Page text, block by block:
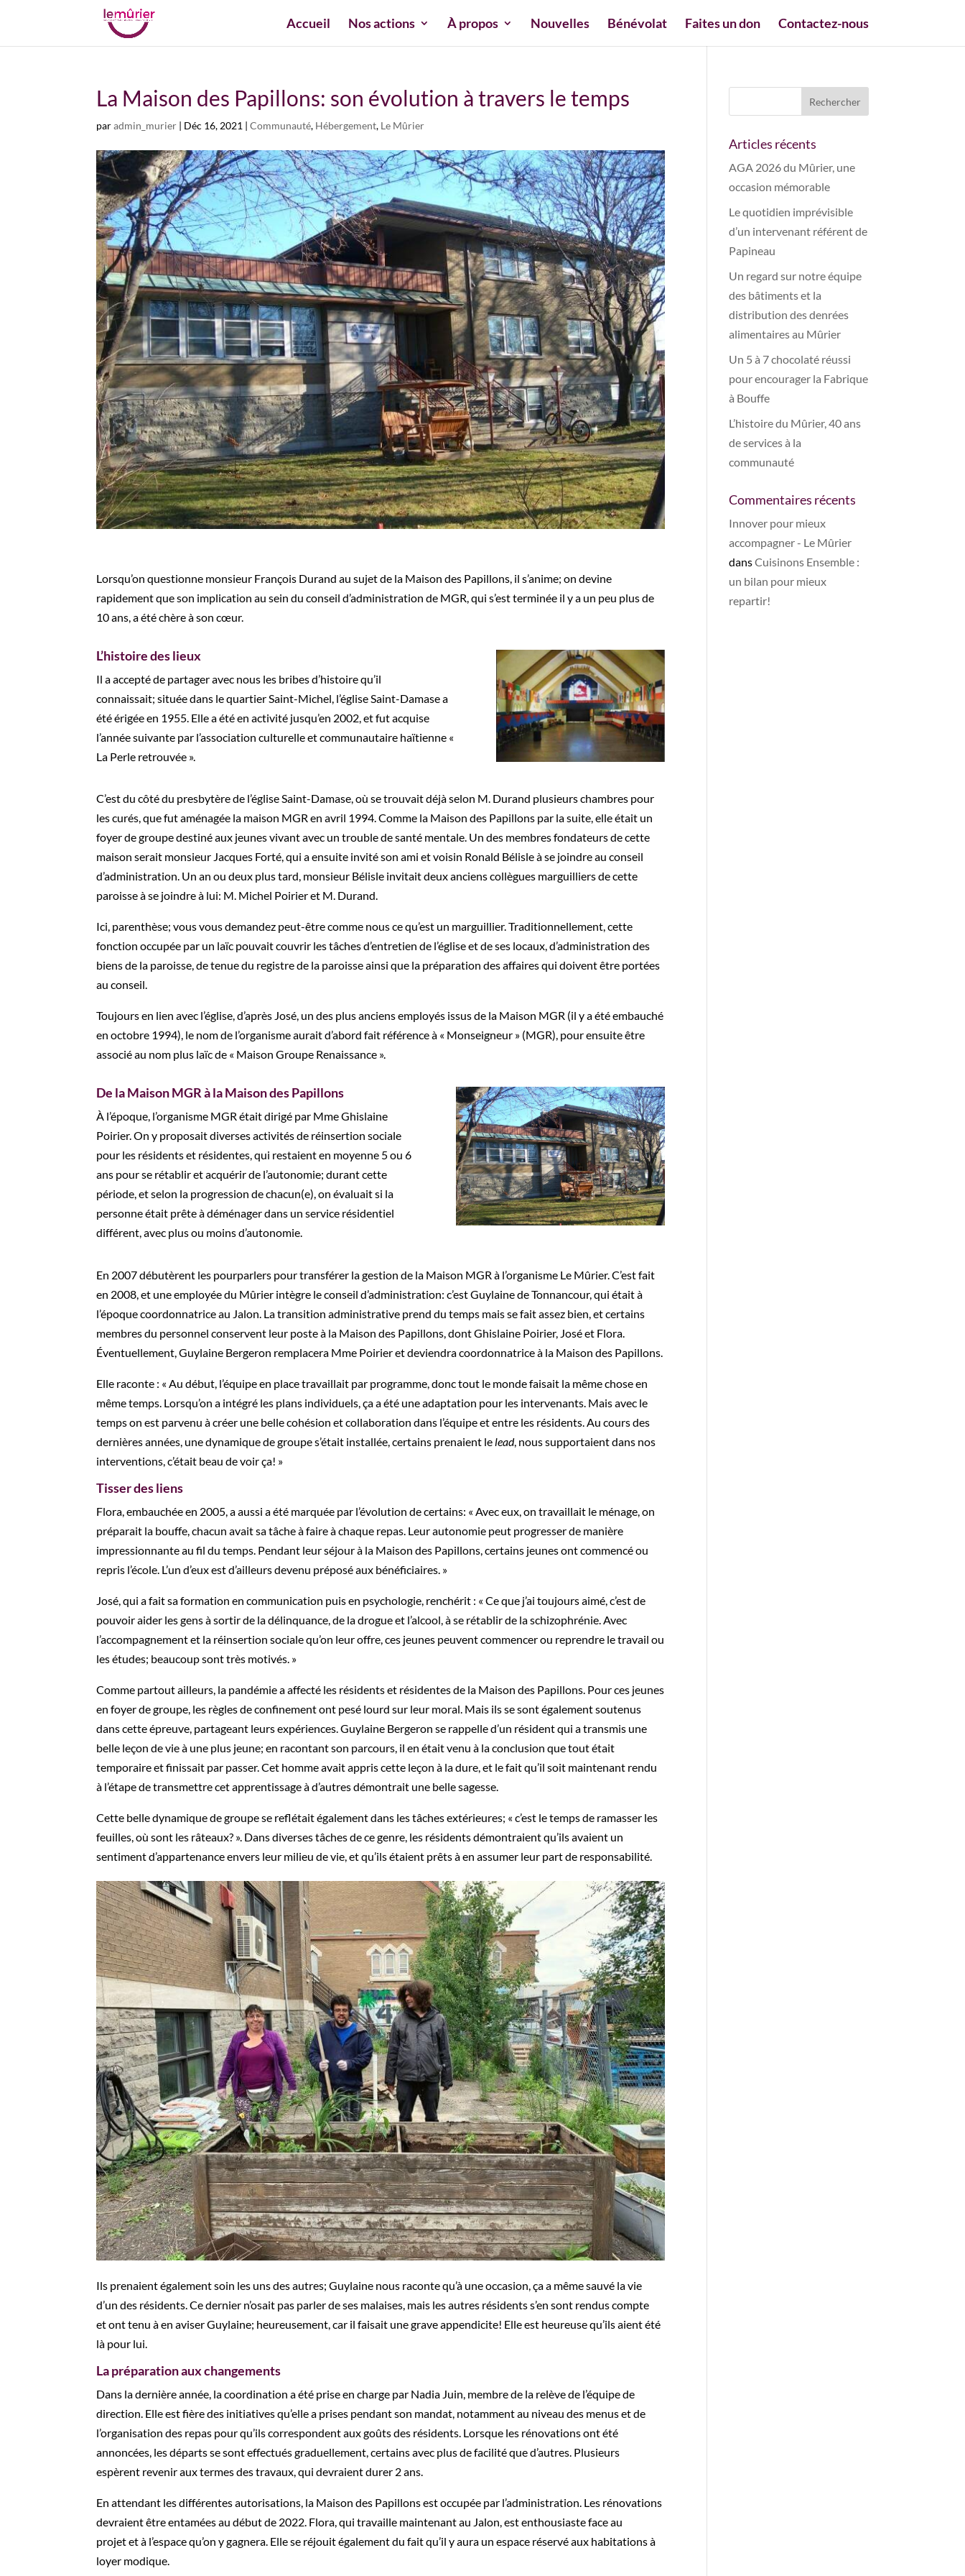
Accueil Nos actions À propos Nouvelles Bénévolat Faites un don Contactez-nous
La Maison des Papillons: son évolution à travers le temps
paradmin_murier | Déc 16, 2021 |Communauté, Hébergement, Le Mûrier
Lorsqu’on questionne monsieur François Durand au sujet de la Maison des Papillons, il s’anime; on devine
rapidement que son implication au sein du conseil d’administration de MGR, qui s’est terminée il y a un peu plus de
10 ans, a été chère à son cœur.
L’histoire des lieux
Il a accepté de partager avec nous les bribes d’histoire qu’il
connaissait; située dans le quartier Saint-Michel, l’église Saint-Damase a
été érigée en 1955. Elle a été en activité jusqu’en 2002, et fut acquise
l’année suivante par l’association culturelle et communautaire haïtienne «
La Perle retrouvée ».
C’est du côté du presbytère de l’église Saint-Damase, où se trouvait déjà selon M. Durand plusieurs chambres pour
les curés, que fut aménagée la maison MGR en avril 1994. Comme la Maison des Papillons par la suite, elle était un
foyer de groupe destiné aux jeunes vivant avec un trouble de santé mentale. Un des membres fondateurs de cette
maison serait monsieur Jacques Forté, qui a ensuite invité son ami et voisin Ronald Bélisle à se joindre au conseil
d’administration. Un an ou deux plus tard, monsieur Bélisle invitait deux anciens collègues marguilliers de cette
paroisse à se joindre à lui: M. Michel Poirier et M. Durand.
Ici, parenthèse; vous vous demandez peut-être comme nous ce qu’est un marguillier. Traditionnellement, cette
fonction occupée par un laïc pouvait couvrir les tâches d’entretien de l’église et de ses locaux, d’administration des
biens de la paroisse, de tenue du registre de la paroisse ainsi que la préparation des affaires qui doivent être portées
au conseil.
Toujours en lien avec l’église, d’après José, un des plus anciens employés issus de la Maison MGR (il y a été embauché
en octobre 1994), le nom de l’organisme aurait d’abord fait référence à « Monseigneur » (MGR), pour ensuite être
associé au nom plus laïc de « Maison Groupe Renaissance ».
De la Maison MGR à la Maison des Papillons
À l’époque, l’organisme MGR était dirigé par MmeGhislaine
Poirier. On y proposait diverses activités de réinsertion sociale
pour les résidents et résidentes, qui restaient en moyenne 5 ou 6
ans pour se rétablir et acquérir de l’autonomie; durant cette
période, et selon la progression de chacun(e), on évaluait si la
personne était prête à déménager dans un service résidentiel
différent, avec plus ou moins d’autonomie.
En 2007 débutèrent les pourparlers pour transférer la gestion de la Maison MGR à l’organisme Le Mûrier. C’est fait
en 2008, et une employée du Mûrier intègre le conseil d’administration: c’est Guylaine de Tonnancour, qui était à
l’époque coordonnatrice au Jalon. La transition administrative prend du temps mais se fait assez bien, et certains
membres du personnel conservent leur poste à la Maison des Papillons, dont Ghislaine Poirier, José et Flora.
Éventuellement, Guylaine Bergeron remplacera Mme Poirier et deviendra coordonnatrice à la Maison des Papillons.
Elle raconte : « Au début, l’équipe en place travaillait par programme, donc tout le monde faisait la même chose en
même temps. Lorsqu’on a intégré les plans individuels, ça a été une adaptation pour les intervenants. Mais avec le
temps on est parvenu à créer une belle cohésion et collaboration dans l’équipe et entre les résidents. Au cours des
dernières années, une dynamique de groupe s’était installée, certains prenaient le lead, nous supportaient dans nos
interventions, c’était beau de voir ça! »
Tisser des liens
Flora, embauchée en 2005, a aussi a été marquée par l’évolution de certains: « Avec eux, on travaillait le ménage, on
préparait la bouffe, chacun avait sa tâche à faire à chaque repas. Leur autonomie peut progresser de manière
impressionnante au fil du temps. Pendant leur séjour à la Maison des Papillons, certains jeunes ont commencé ou
repris l’école. L’un d’eux est d’ailleurs devenu préposé aux bénéficiaires. »
José, qui a fait sa formation en communication puis en psychologie, renchérit : « Ce que j’ai toujours aimé, c’est de
pouvoir aider les gens à sortir de la délinquance, de la drogue et l’alcool, à se rétablir de la schizophrénie. Avec
l’accompagnement et la réinsertion sociale qu’on leur offre, ces jeunes peuvent commencer ou reprendre le travail ou
les études; beaucoup sont très motivés. »
Comme partout ailleurs, la pandémie a affecté les résidents et résidentes de la Maison des Papillons. Pour ces jeunes
en foyer de groupe, les règles de confinement ont pesé lourd sur leur moral. Mais ils se sont également soutenus
dans cette épreuve, partageant leurs expériences. Guylaine Bergeron se rappelle d’un résident qui a transmis une
belle leçon de vie à une plus jeune; en racontant son parcours, il en était venu à la conclusion que tout était
temporaire et finissait par passer. Cet homme avait appris cette leçon à la dure, et le fait qu’il soit maintenant rendu
à l’étape de transmettre cet apprentissage à d’autres démontrait une belle sagesse.
Cette belle dynamique de groupe se reflétait également dans les tâches extérieures; « c’est le temps de ramasser les
feuilles, où sont les râteaux? ». Dans diverses tâches de ce genre, les résidents démontraient qu’ils avaient un
sentiment d’appartenance envers leur milieu de vie, et qu’ils étaient prêts à en assumer leur part de responsabilité.
Ils prenaient également soin les uns des autres; Guylaine nous racontequ’à une occasion, ça a même sauvé la vie
d’un des résidents. Ce dernier n’osait pas parler de ses malaises, mais les autres résidents s’en sont rendus compte
etont tenu à enaviserGuylaine; heureusement, car il faisait une grave appendicite! Elle est heureuse qu’ils aient été
là pour lui.
La préparation aux changements
Dans la dernière année, la coordination a été prise en charge par Nadia Juin, membre de la relève de l’équipe de
direction. Elle est fière des initiatives qu’elle a prises pendant son mandat, notamment au niveau des menus et de
l’organisation des repas pour qu’ils correspondent aux goûts des résidents. Lorsque les rénovations ont été
annoncées, les départs se sont effectués graduellement, certains avec plus de facilité que d’autres. Plusieurs
espèrent revenir aux termes des travaux, qui devraient durer 2 ans.
En attendant les différentes autorisations, la Maison des Papillons est occupée par l’administration. Les rénovations
devraient être entamées au début de 2022. Flora, qui travaille maintenant au Jalon, est enthousiaste face au
projet et à l’espace qu’on y gagnera. Elle se réjouit également du fait qu’il y aura un espace réservé aux habitations à
loyer modique.
Articles récents
AGA 2026 du Mûrier, une
occasion mémorable
Le quotidien imprévisible
d’un intervenant référent de
Papineau
Un regard sur notre équipe
des bâtiments et la
distribution des denrées
alimentaires au Mûrier
Un 5 à 7 chocolaté réussi
pour encourager la Fabrique
à Bouffe
L’histoire du Mûrier, 40 ans
de services à la
communauté
Commentaires récents
Innover pour mieux
accompagner - Le Mûrier
dansCuisinons Ensemble :
un bilan pour mieux
repartir!